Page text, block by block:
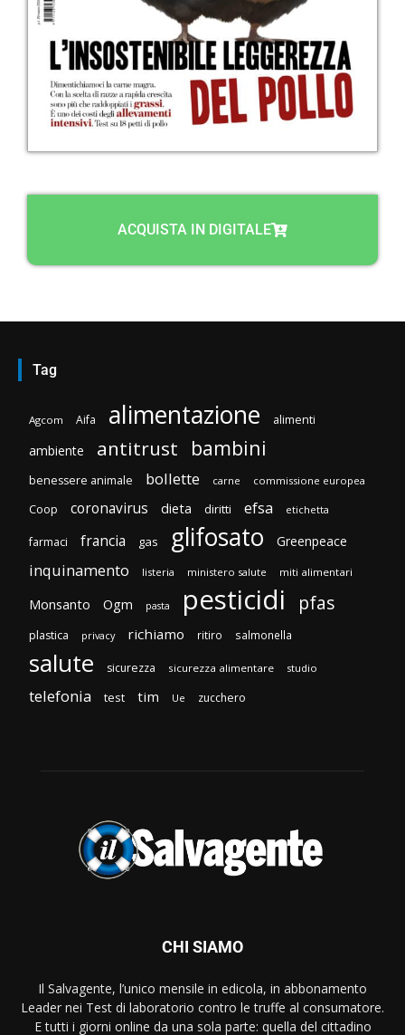
ACQUISTA IN DIGITALE
Tag
Agcom Aifa alimentazione alimenti
ambiente antitrust bambini
benessere animale bollette carne commissione europea
Coop coronavirus dieta diritti efsa etichetta
farmaci francia gas glifosato Greenpeace
inquinamento listeria ministero salute miti alimentari
Monsanto Ogm pasta pesticidi pfas
plastica privacy richiamo ritiro salmonella
salute sicurezza sicurezza alimentare studio
telefonia test tim Ue zucchero
CHI SIAMO
Il Salvagente, l’unico mensile in edicola, in abbonamento
Leader nei Test di laboratorio contro le truffe al consumatore.
E tutti i giorni online da una sola parte: quella del cittadino